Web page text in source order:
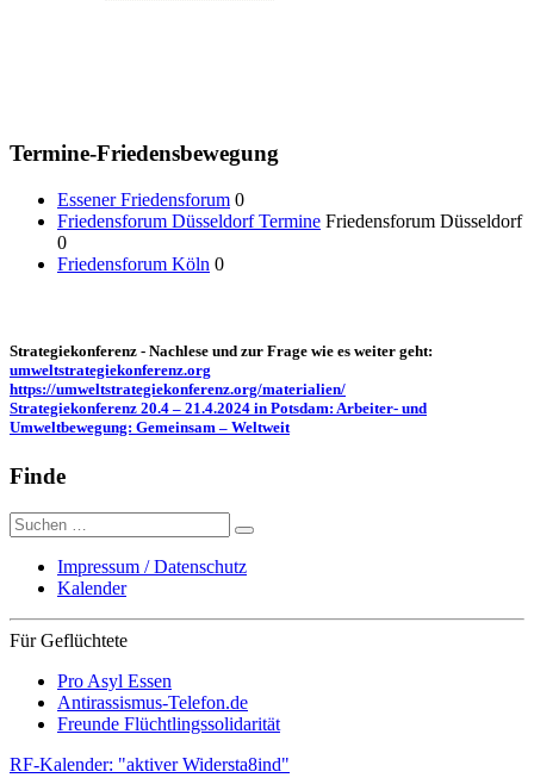
Termine-Friedensbewegung
Essener Friedensforum 0
Friedensforum Düsseldorf Termine Friedensforum Düsseldorf
0
Friedensforum Köln 0
Strategiekonferenz - Nachlese und zur Frage wie es weiter geht:
umweltstrategiekonferenz.org
https://umweltstrategiekonferenz.org/materialien/
Strategiekonferenz 20.4 – 21.4.2024 in Potsdam: Arbeiter- und
Umweltbewegung: Gemeinsam – Weltweit
Finde
Suche
nach:
Impressum / Datenschutz
Kalender
Für Geflüchtete
Pro Asyl Essen
Antirassismus-Telefon.de
Freunde Flüchtlingssolidarität
RF-Kalender: "aktiver Widersta8ind"